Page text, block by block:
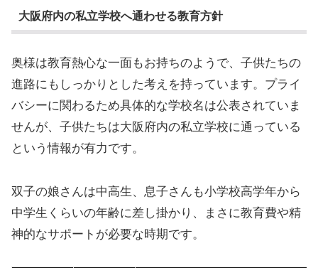
大阪府内の私立学校へ通わせる教育方針
奥様は教育熱心な一面もお持ちのようで、子供たちの
進路にもしっかりとした考えを持っています。プライ
バシーに関わるため具体的な学校名は公表されていま
せんが、子供たちは大阪府内の私立学校に通っている
という情報が有力です。
双子の娘さんは中高生、息子さんも小学校高学年から
中学生くらいの年齢に差し掛かり、まさに教育費や精
神的なサポートが必要な時期です。